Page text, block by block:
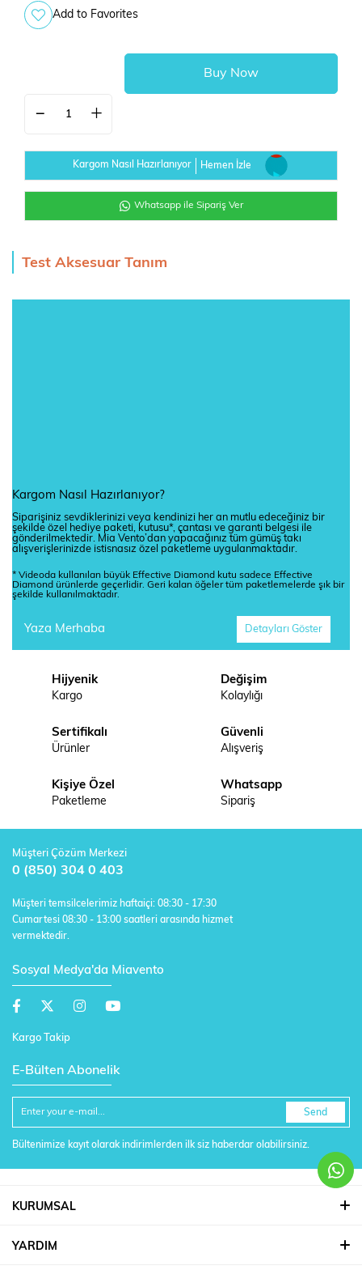
Add to Favorites
Kargom Nasıl Hazırlanıyor Hemen İzle
Whatsapp ile Sipariş Ver
Test Aksesuar Tanım
Kargom Nasıl Hazırlanıyor?
Siparişiniz sevdiklerinizi veya kendinizi her an mutlu edeceğiniz bir
şekilde özel hediye paketi, kutusu*, çantası ve garanti belgesi ile
gönderilmektedir. Mia Vento’dan yapacağınız tüm gümüş takı
alışverişlerinizde istisnasız özel paketleme uygulanmaktadır.
* Videoda kullanılan büyük Effective Diamond kutu sadece Effective
Diamond ürünlerde geçerlidir. Geri kalan öğeler tüm paketlemelerde şık bir
şekilde kullanılmaktadır.
Yaza Merhaba Detayları Göster
Hijyenik
Kargo
Değişim
Kolaylığı
Sertifikalı
Ürünler
Güvenli
Alışveriş
Kişiye Özel
Paketleme
Whatsapp
Sipariş
Müşteri Çözüm Merkezi
0 (850) 304 0 403
Müşteri temsilcelerimiz haftaiçi: 08:30 - 17:30
Cumartesi 08:30 - 13:00 saatleri arasında hizmet
vermektedir.
Sosyal Medya'da Miavento
Kargo Takip
E-Bülten Abonelik
Send
Bültenimize kayıt olarak indirimlerden ilk siz haberdar olabilirsiniz.
KURUMSAL
YARDIM